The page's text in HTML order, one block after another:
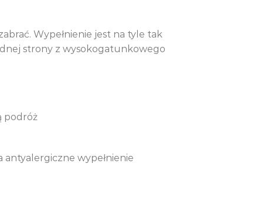
Wypełnienie jest na tyle tak
strony z wysokogatunkowego
podróż
antyalergiczne wypełnienie